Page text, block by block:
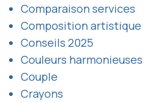
Comparaison services
Composition artistique
Conseils 2025
Couleurs harmonieuses
Couple
Crayons